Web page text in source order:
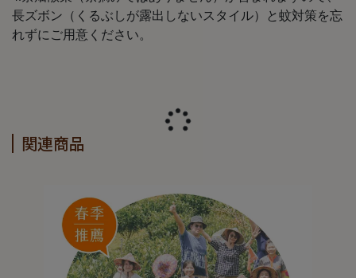
長ズボン（くるぶしが露出しないスタイル）と蚊対策を忘
れずにご用意ください。
関連商品